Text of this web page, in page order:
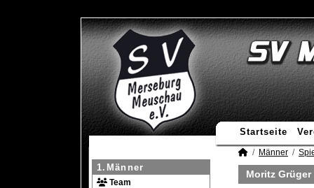
Startseite
1.Männer
Team
Männer
Moritz